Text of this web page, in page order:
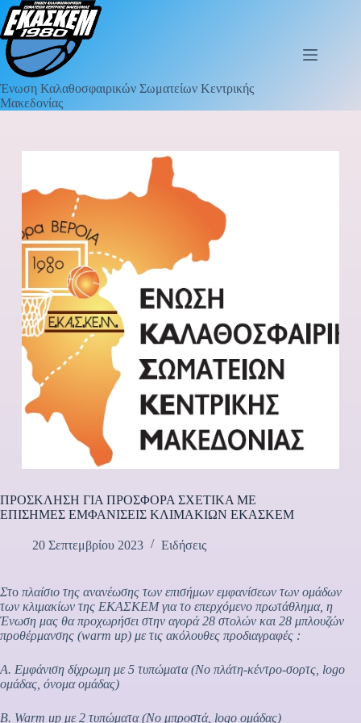
Ένωση Καλαθοσφαιρικών Σωματείων Κεντρικής
Μακεδονίας
ΠΡΟΣΚΛΗΣΗ ΓΙΑ ΠΡΟΣΦΟΡΑ ΣΧΕΤΙΚΑ ΜΕ
ΕΠΙΣΗΜΕΣ ΕΜΦΑΝΙΣΕΙΣ ΚΛΙΜΑΚΙΩΝ ΕΚΑΣΚΕΜ
20 Σεπτεμβρίου 2023 Ειδήσεις
Στο πλαίσιο της ανανέωσης των επισήμων εμφανίσεων των ομάδων
των κλιμακίων της ΕΚΑΣΚΕΜ για το επερχόμενο πρωτάθλημα, η
Ένωση μας θα προχωρήσει στην αγορά 28 στολών και 28 μπλουζών
προθέρμανσης (warm up) με τις ακόλουθες προδιαγραφές :
Α. Εμφάνιση δίχρωμη με 5 τυπώματα (Νο πλάτη-κέντρο-σορτς, logo
ομάδας, όνομα ομάδας)
Β. Warm up με 2 τυπώματα (Νο μπροστά, logo ομάδας)